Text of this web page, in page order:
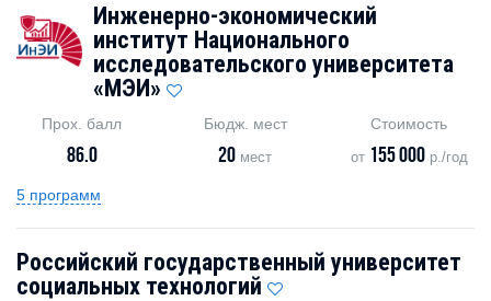
Инженерно-экономический
институт Национального
исследовательского университета
«МЭИ»
Прох. балл
86.0
Бюдж. мест
20 мест
Стоимость
от 155 000р./год
5 программ
Российский государственный университет
социальных технологий